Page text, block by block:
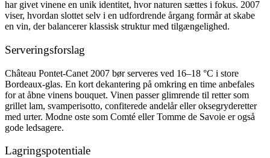
har givet vinene en unik identitet, hvor naturen sættes i fokus. 2007
viser, hvordan slottet selv i en udfordrende årgang formår at skabe
en vin, der balancerer klassisk struktur med tilgængelighed.
Serveringsforslag
Château Pontet-Canet 2007 bør serveres ved 16–18 °C i store
Bordeaux-glas. En kort dekantering på omkring en time anbefales
for at åbne vinens bouquet. Vinen passer glimrende til retter som
grillet lam, svamperisotto, confiterede andelår eller oksegryderetter
med urter. Modne oste som Comté eller Tomme de Savoie er også
gode ledsagere.
Lagringspotentiale